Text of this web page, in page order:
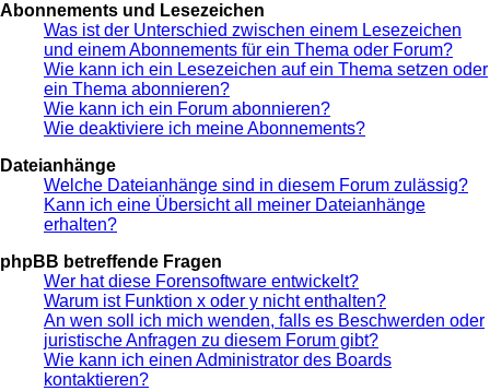
Abonnements und Lesezeichen
Was ist der Unterschied zwischen einem Lesezeichen
und einem Abonnements für ein Thema oder Forum?
Wie kann ich ein Lesezeichen auf ein Thema setzen oder
ein Thema abonnieren?
Wie kann ich ein Forum abonnieren?
Wie deaktiviere ich meine Abonnements?
Dateianhänge
Welche Dateianhänge sind in diesem Forum zulässig?
Kann ich eine Übersicht all meiner Dateianhänge
erhalten?
phpBB betreffende Fragen
Wer hat diese Forensoftware entwickelt?
Warum ist Funktion x oder y nicht enthalten?
An wen soll ich mich wenden, falls es Beschwerden oder
juristische Anfragen zu diesem Forum gibt?
Wie kann ich einen Administrator des Boards
kontaktieren?